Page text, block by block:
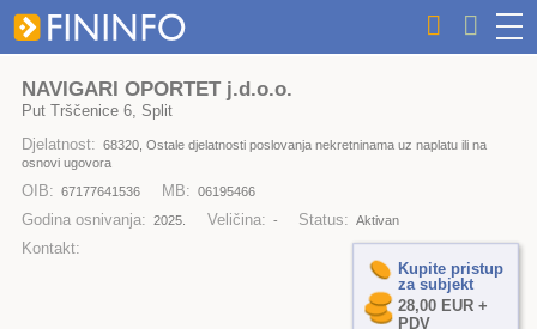
NAVIGARI OPORTET j.d.o.o.
Put Trščenice 6, Split
Djelatnost: 68320, Ostale djelatnosti poslovanja nekretninama uz naplatu ili na
osnovi ugovora
OIB: 67177641536 MB: 06195466
Godina osnivanja: 2025. Veličina: - Status: Aktivan
Kontakt:
Kupite pristup
za subjekt
28,00 EUR +
PDV